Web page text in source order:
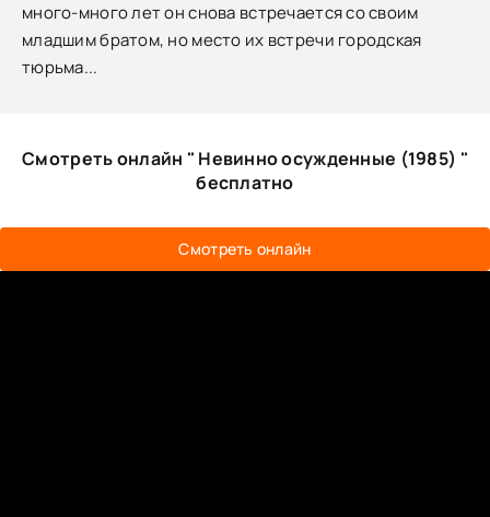
много-много лет он снова встречается со своим
младшим братом, но место их встречи городская
тюрьма...
Смотреть онлайн " Невинно осужденные (1985) "
бесплатно
Смотреть онлайн